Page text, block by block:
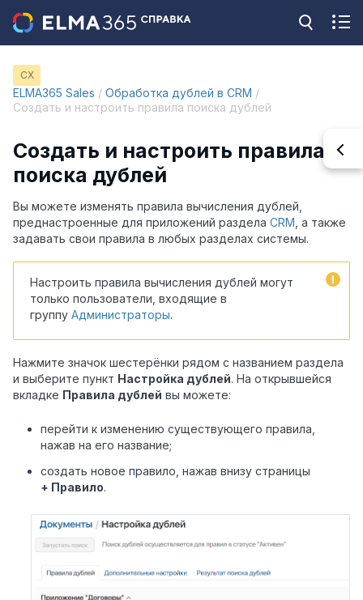
CX
ELMA365 Sales / Обработка дублей в CRM /
Создать и настроить правила поиска дублей
Создать и настроить правила
поиска дублей
Вы можете изменять правила вычисления дублей,
преднастроенные для приложений раздела CRM , а также
задавать свои правила в любых разделах системы.
Настроить правила вычисления дублей могут
только пользователи, входящие в
группу Администраторы.
Нажмите значок шестерёнки рядом с названием раздела
и выберите пункт Настройка дублей. На открывшейся
вкладке Правила дублей вы можете:
перейти к изменению существующего правила,
нажав на его название;
создать новое правило, нажав внизу страницы
+ Правило.